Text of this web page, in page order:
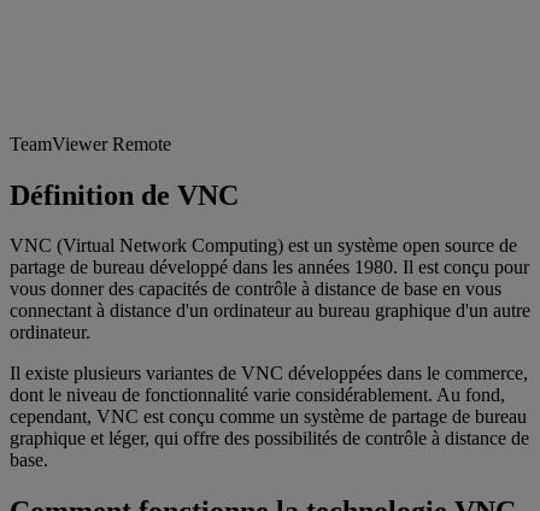
TeamViewer Remote
Définition de VNC
VNC (Virtual Network Computing) est un système open source de
partage de bureau développé dans les années 1980. Il est conçu pour
vous donner des capacités de contrôle à distance de base en vous
connectant à distance d'un ordinateur au bureau graphique d'un autre
ordinateur.
Il existe plusieurs variantes de VNC développées dans le commerce,
dont le niveau de fonctionnalité varie considérablement. Au fond,
cependant, VNC est conçu comme un système de partage de bureau
graphique et léger, qui offre des possibilités de contrôle à distance de
base.